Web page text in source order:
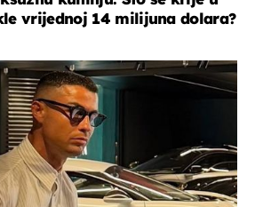
vrijednoj 14 milijuna dolara?